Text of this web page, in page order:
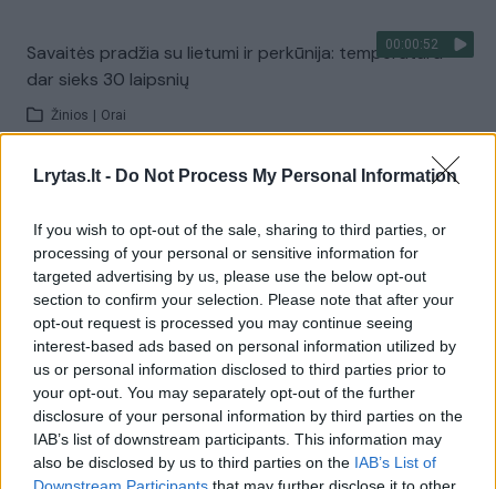
Lrytas.lt - Do Not Process My Personal Information
If you wish to opt-out of the sale, sharing to third parties, or
processing of your personal or sensitive information for
targeted advertising by us, please use the below opt-out
section to confirm your selection. Please note that after your
opt-out request is processed you may continue seeing
interest-based ads based on personal information utilized by
us or personal information disclosed to third parties prior to
your opt-out. You may separately opt-out of the further
disclosure of your personal information by third parties on the
IAB’s list of downstream participants. This information may
also be disclosed by us to third parties on the IAB’s List of
00:00:52
Savaitės pradžia su lietumi ir perkūnija: temperatūra
dar sieks 30 laipsnių
Žinios Orai
Visi įrašai
Žiūrimiausi įrašai
00:00:30
Vaizdai iš tragiškos avarijos Vilniaus r.: dviejų moterų ir
vaiko gyvybių išgelbėti nepavyko
Žinios Lietuvos diena